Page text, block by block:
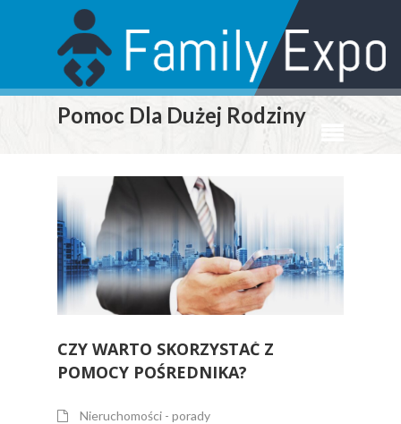
Pomoc Dla Dużej Rodziny
CZY WARTO SKORZYSTAĆ Z
POMOCY POŚREDNIKA?
Nieruchomości - porady